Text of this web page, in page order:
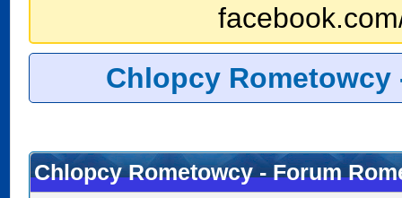
Chlopcy Rometowcy
Chlopcy Rometowcy - Forum